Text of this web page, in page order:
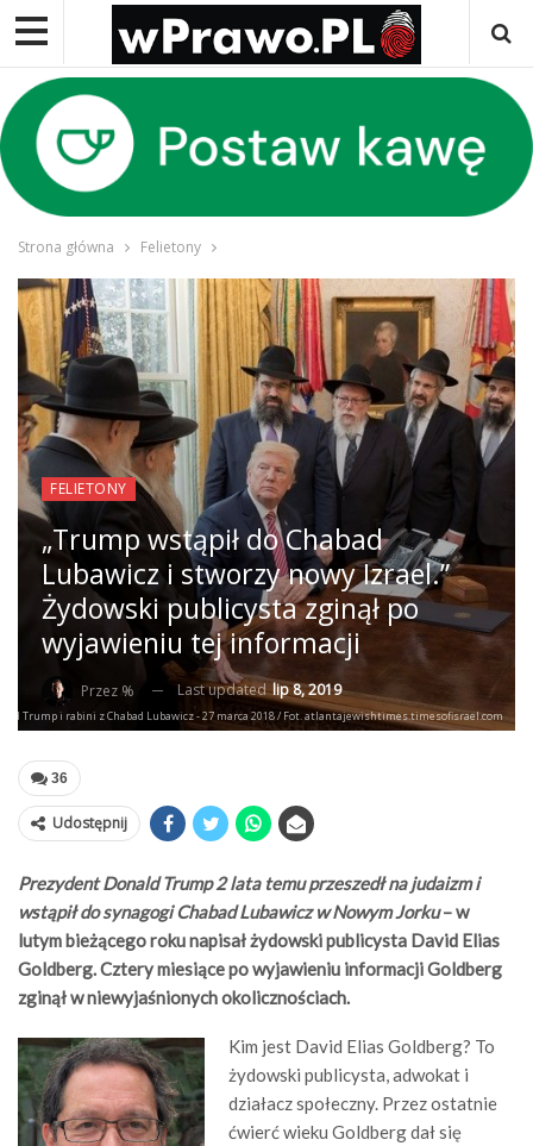
Strona główna Felietony
FELIETONY
„Trump wstąpił do Chabad
Lubawicz i stworzy nowy Izrael.”
Żydowski publicysta zginął po
wyjawieniu tej informacji
Przez % Last updatedlip 8, 2019
Trump i rabini z Chabad Lubawicz - 27 marca 2018 / Fot. atlantajewishtimes.timesofisrael.com
36
Udostępnij
Prezydent Donald Trump 2 lata temu przeszedł na judaizm i
wstąpił do synagogi Chabad Lubawicz w Nowym Jorku– w
lutym bieżącego roku napisał żydowski publicysta David Elias
Goldberg. Cztery miesiące po wyjawieniu informacji Goldberg
zginął w niewyjaśnionych okolicznościach.
Kim jest David Elias Goldberg? To
żydowski publicysta, adwokat i
działacz społeczny. Przez ostatnie
ćwierć wieku Goldberg dał się